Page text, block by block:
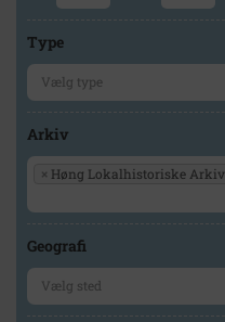
Type
Arkiv
× Høng Lokalhistoriske Arkiv
Geografi